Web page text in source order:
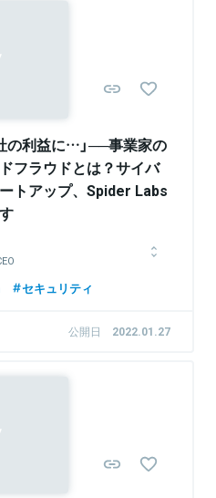
の利益に…」──事業家の
フラウドとは？サイバ
トアップ、Spider Labs
、同年4月に創業し代表取締役
スタートし、2017年に独自のサ
円の第三者割当増資をシリーズ
セキュリティ
公開日 2022.01.27